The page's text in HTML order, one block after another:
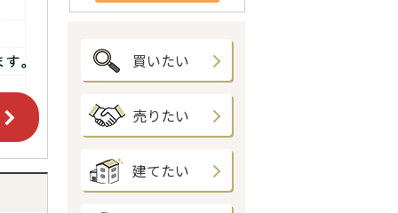
買いたい
売りたい
建てたい